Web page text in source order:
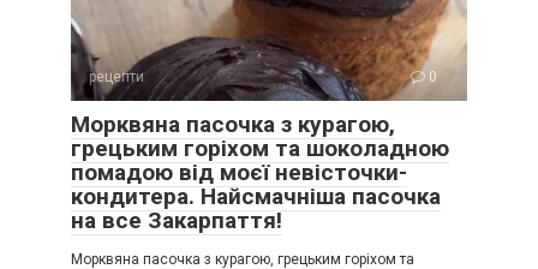
рецепти 0
Морквяна пасочка з курагою,
грецьким горіхом та шоколадною
помадою від моєї невісточки-
кондитера. Найсмачніша пасочка
на все Закарпаття!
Морквяна пасочка з курагою, грецьким горіхом та